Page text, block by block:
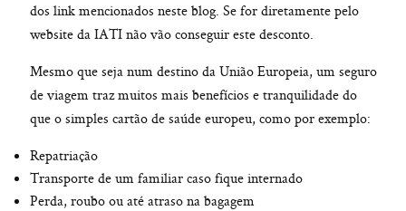
dos link mencionados neste blog. Se for diretamente pelo
website da IATI não vão conseguir este desconto.
Mesmo que seja num destino da União Europeia, um seguro
de viagem traz muitos mais benefícios e tranquilidade do
que o simples cartão de saúde europeu, como por exemplo:
Repatriação
Transporte de um familiar caso fique internado
Perda, roubo ou até atraso na bagagem